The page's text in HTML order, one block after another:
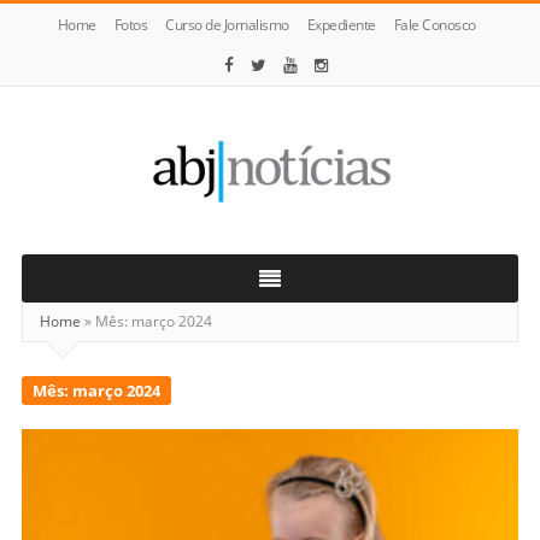
Home Fotos Curso de Jornalismo Expediente Fale Conosco
Notícias
Home » Mês: março 2024
Mês: março 2024